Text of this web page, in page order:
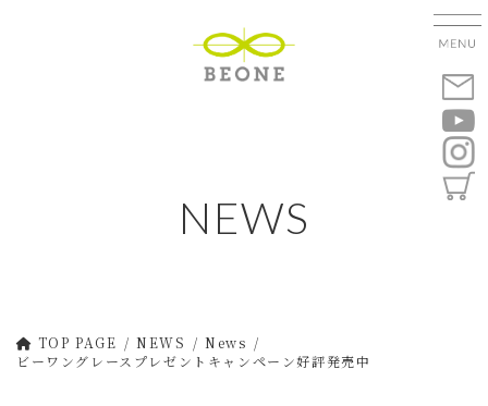
NEWS
TOP PAGE NEWS
News
ビーワングレースプレゼントキャンペーン好評発売中